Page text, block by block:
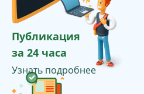
Публикация
за 24 часа
Узнать подробнее